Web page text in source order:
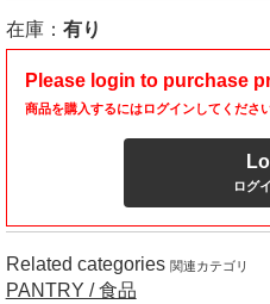
在庫： 有り
Please login to purchase
商品を購入するにはログインしてください
ログ
Related categories 関連カテゴリ
PANTRY / 食品